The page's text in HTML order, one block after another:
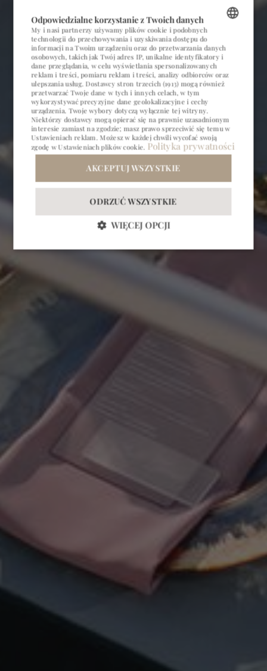
BIZNES PRZYJĘCIA
POLISH
ENGLISH
GERMAN
CZECH
Odpowiedzialne korzystanie z Twoich danych
My i nasi partnerzy używamy plików cookie i podobnych
technologii do przechowywania i uzyskiwania dostępu do
informacji na Twoim urządzeniu oraz do przetwarzania danych
osobowych, takich jak Twój adres IP, unikalne identyfikatory i
dane przeglądania, w celu wyświetlania spersonalizowanych
reklam i treści, pomiaru reklam i treści, analizy odbiorców oraz
ulepszania usług. Dostawcy stron trzecich (1913)mogą również
przetwarzać Twoje dane w tych i innych celach, w tym
wykorzystywać precyzyjne dane geolokalizacyjne i cechy
urządzenia. Twoje wybory dotyczą wyłącznie tej witryny.
Niektórzy dostawcy mogą opierać się na prawnie uzasadnionym
interesie zamiast na zgodzie; masz prawo sprzeciwić się temu w
Ustawieniach reklam. Możesz w każdej chwili wycofać swoją
zgodę w Ustawieniach plików cookie. Polityka prywatności
AKCEPTUJ WSZYSTKIE
ODRZUĆ WSZYSTKIE
WIĘCEJ OPCJI